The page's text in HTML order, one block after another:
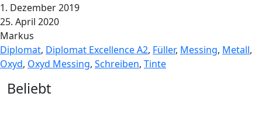
1. Dezember 2019
25. April 2020
Markus
Diplomat, Diplomat Excellence A2, Füller, Messing, Metall,
Oxyd, Oxyd Messing, Schreiben, Tinte
Widgets
Beliebt